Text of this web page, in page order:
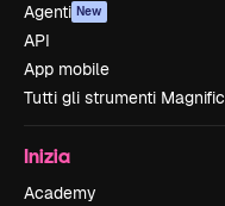
Agenti New
API
App mobile
Tutti gli strumenti Magnific
Inizia
Academy